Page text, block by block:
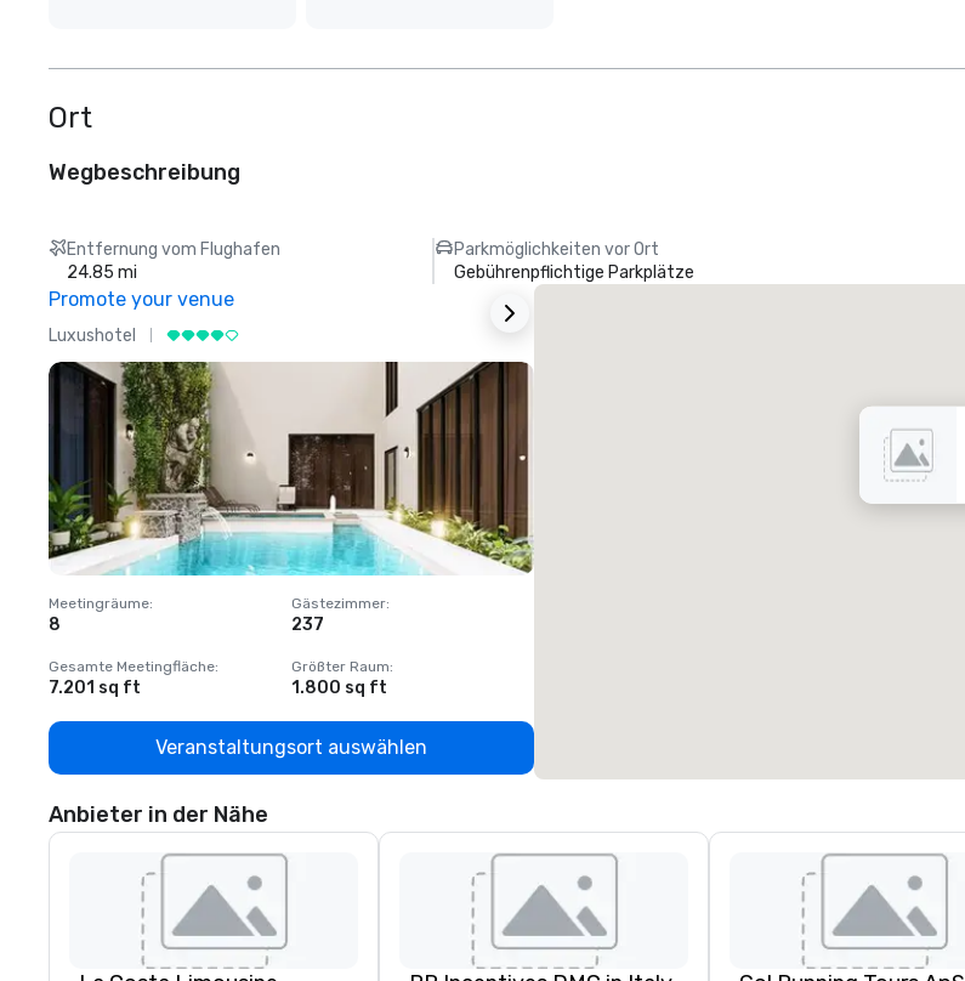
Ort
Wegbeschreibung
Entfernung vom Flughafen
24.85 mi
Parkmöglichkeiten vor Ort
Gebührenpflichtige Parkplätze
Promote your venue
Luxushotel
Meetingräume:
8
Gästezimmer:
237
Gesamte Meetingfläche:
7.201 sq ft
Größter Raum:
1.800 sq ft
Veranstaltungsort auswählen
Anbieter in der Nähe